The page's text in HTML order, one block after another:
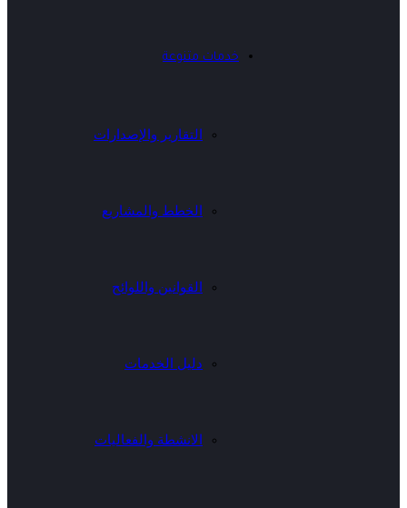
خدمات متنوعة
التقارير والإصدارات
الخطط والمشاريع
القوانين واللوائح
دليل الخدمات
الانشطة والفعاليات